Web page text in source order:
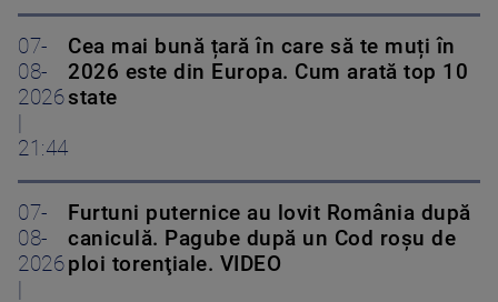
07-
08-
2026
21:44
Cea mai bună țară în care să te muți în
2026 este din Europa. Cum arată top 10
state
07-
08-
2026
Furtuni puternice au lovit România după
caniculă. Pagube după un Cod roşu de
ploi torenţiale. VIDEO